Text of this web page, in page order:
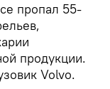
пропал 55-
продукции.
Volvo.